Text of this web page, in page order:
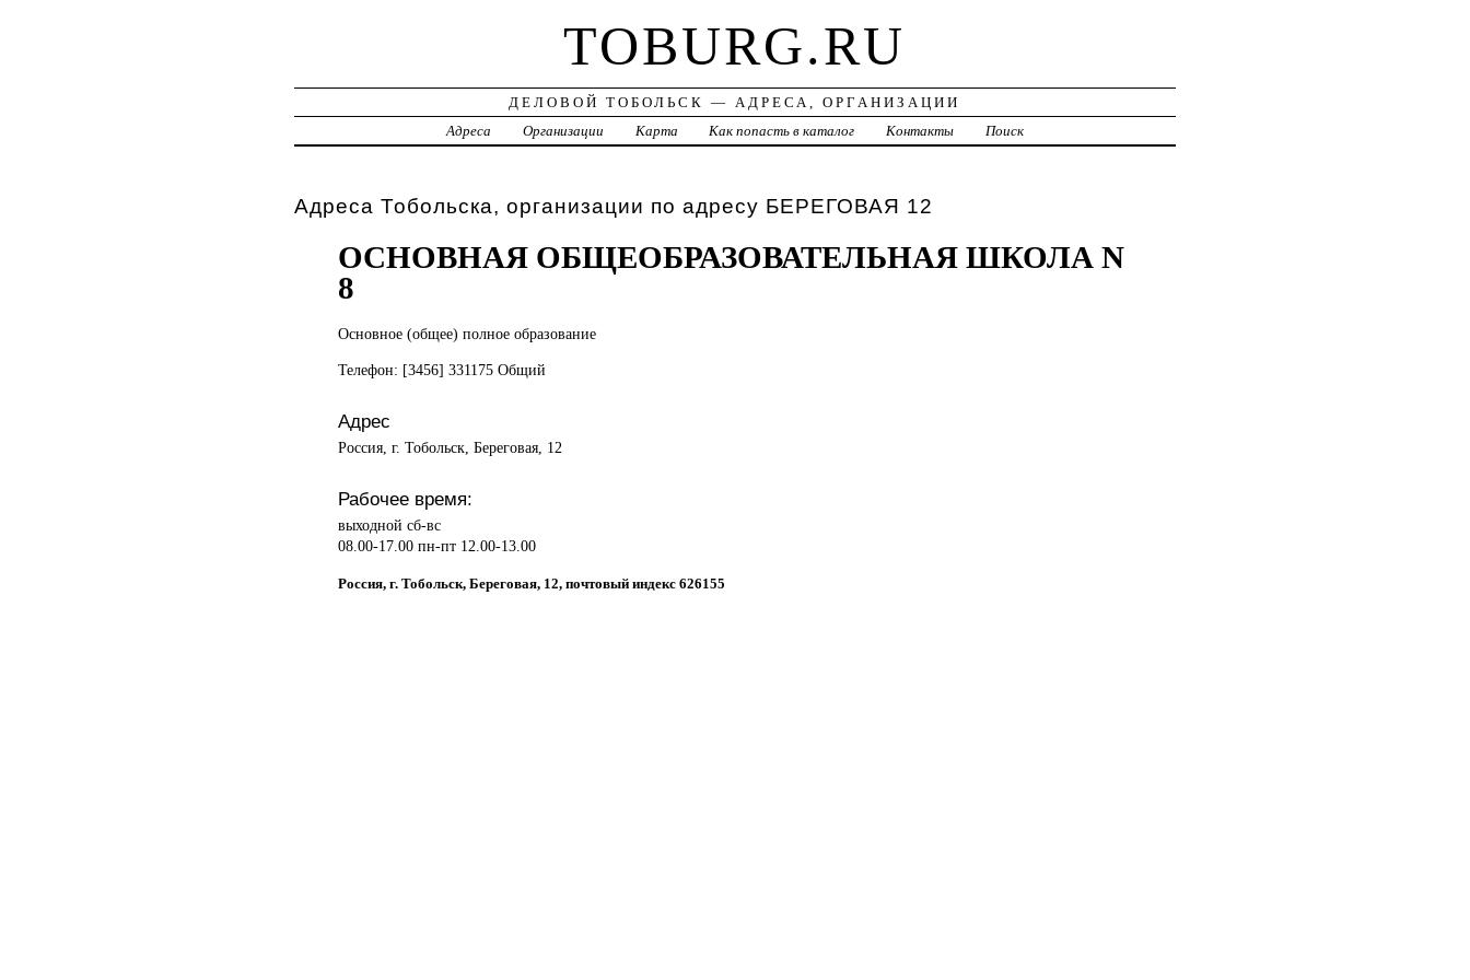
TOBURG.RU
ДЕЛОВОЙ ТОБОЛЬСК — АДРЕСА, ОРГАНИЗАЦИИ
Адреса
Организации Карта Как попасть в каталог Контакты Поиск
Адреса Тобольска, организации по адресу БЕРЕГОВАЯ 12
ОСНОВНАЯ ОБЩЕОБРАЗОВАТЕЛЬНАЯ ШКОЛА N
8
Основное (общее) полное образование
Телефон: [3456] 331175 Общий
Адрес
Россия, г. Тобольск, Береговая, 12
Рабочее время:
выходной сб-вс
08.00-17.00 пн-пт 12.00-13.00
Россия, г. Тобольск, Береговая, 12, почтовый индекс 626155